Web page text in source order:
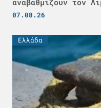
αναβαθμίζουν τον
07.08.26
Ελλάδα